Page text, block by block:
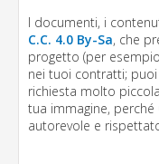
I documenti, i
C.C. 4.0 By-Sa, che
progetto (per
nei tuoi contratti;
richiesta molto
tua immagine,
autorevole e